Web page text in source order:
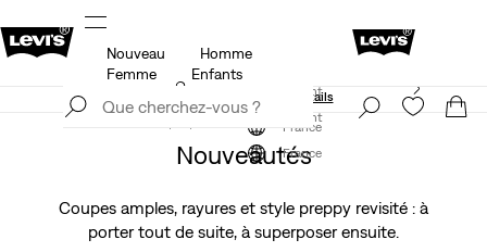
Politique de livraison et de retours Mise à jour
S'inscrire maintenant
France
Nouveau
Homme
Femme
Enfants
Levi's App. Le meilleur de Levi’s®, sur mesure,
Détails
S'inscrire maintenant
France
Nouveautés
Coupes amples, rayures et style preppy revisité : à
porter tout de suite, à superposer ensuite.